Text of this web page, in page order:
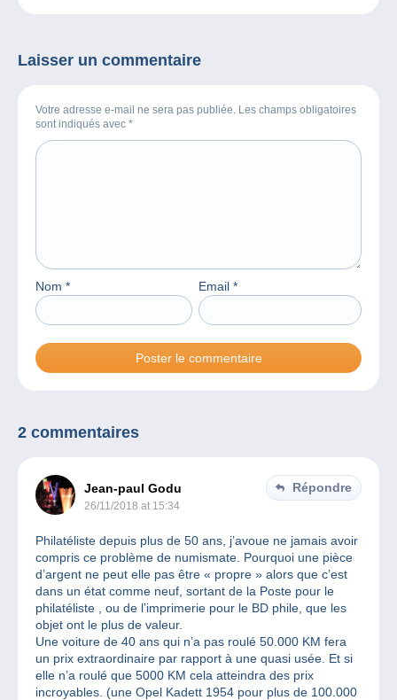
Laisser un commentaire
Votre adresse e-mail ne sera pas publiée. Les champs obligatoires
sont indiqués avec *
Nom * Email *
2 commentaires
Jean-paul Godu
26/11/2018 at 15:34
Répondre
Philatéliste depuis plus de 50 ans, j’avoue ne jamais avoir
compris ce problème de numismate. Pourquoi une pièce
d’argent ne peut elle pas être « propre » alors que c’est
dans un état comme neuf, sortant de la Poste pour le
philatéliste , ou de l’imprimerie pour le BD phile, que les
objet ont le plus de valeur.
Une voiture de 40 ans qui n’a pas roulé 50.000 KM fera
un prix extraordinaire par rapport à une quasi usée. Et si
elle n’a roulé que 5000 KM cela atteindra des prix
incroyables. (une Opel Kadett 1954 pour plus de 100.000